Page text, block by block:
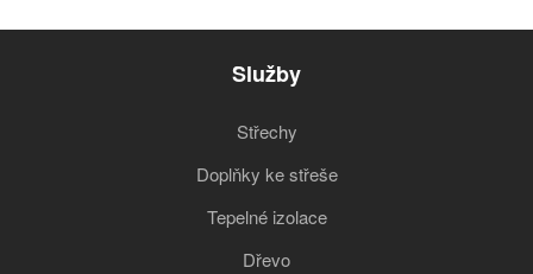
Služby
Střechy
Doplňky ke střeše
Tepelné izolace
Dřevo